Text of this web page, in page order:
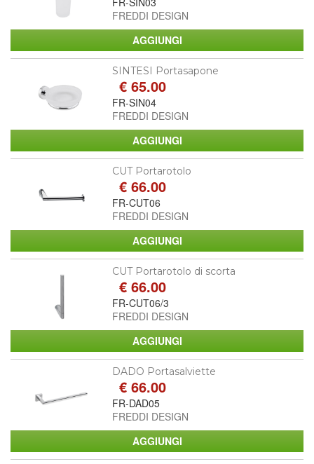
FREDDI DESIGN
SINTESI Portasapone
€ 65.00
FR-SIN04
FREDDI DESIGN
CUT Portarotolo
€ 66.00
FR-CUT06
FREDDI DESIGN
CUT Portarotolo di scorta
€ 66.00
FR-CUT06/3
FREDDI DESIGN
DADO Portasalviette
€ 66.00
FR-DAD05
FREDDI DESIGN